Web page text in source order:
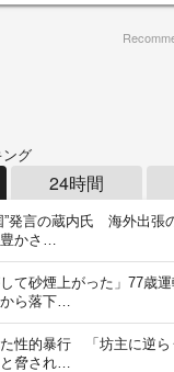
グ
24時間
”発言の蔵内氏 海外出張
豊かさ…
して砂煙上がった」77歳
ら落下…
性的暴行 「坊主に逆ら
脅され…